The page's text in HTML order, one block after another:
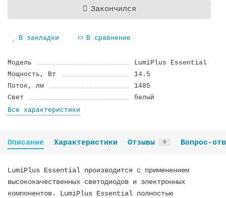
Закончился
В закладки В сравнение
Модель
LumiPlus Essential
Мощность, Вт
14.5
Поток, лм
1485
Свет
белый
Все характеристики
Описание Характеристики Отзывы 0 Вопрос-
LumiPlus Essential производится с применением
высококачественных светодиодов и электронных
компонентов. LumiPlus Essential полностью